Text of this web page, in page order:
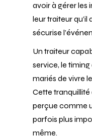
avoir à gérer les
leur traiteur qu’il
sécurise
Un traiteur
service, le
mariés de vivre
Cette tranquillité
perçue comme
parfois plus
même.